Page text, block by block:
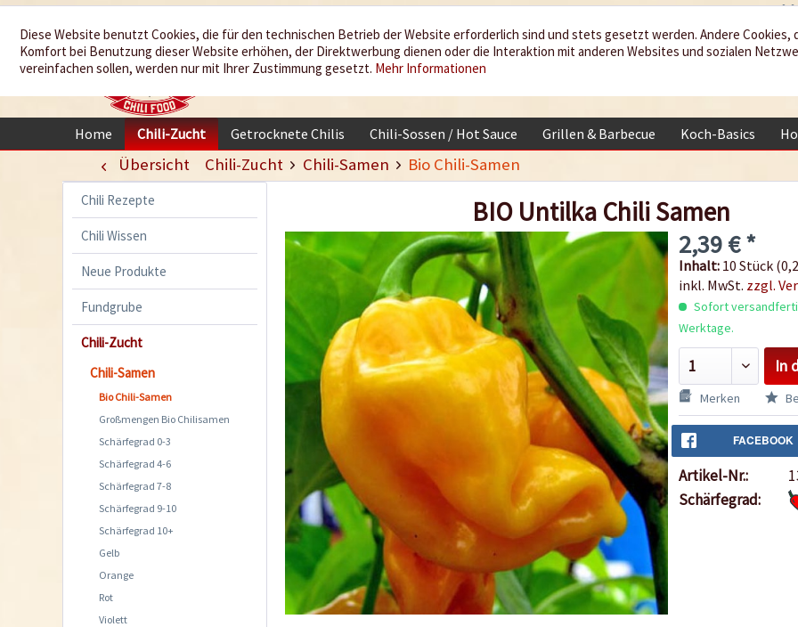
Wir würzen
Ihr Leben
Home Chili-Zucht Getrocknete Chilis Chili-Sossen / Hot Sauce Grillen & Barbecue Koch-Basics
Übersicht Chili-Zucht Chili-Samen Bio Chili-Samen
Chili Rezepte
Chili Wissen
Neue Produkte
Fundgrube
Chili-Zucht
Chili-Samen
Bio Chili-Samen
Großmengen Bio Chilisamen
Schärfegrad 0-3
Schärfegrad 4-6
Schärfegrad 7-8
Schärfegrad 9-10
Schärfegrad 10+
Gelb
Orange
Rot
Violett
BIO Untilka Chili Samen
2,39 € *
Inhalt: 10 Stück
inkl. MwSt. zzgl.
Sofort
Werktage.
In
Merken
FACEBOOK
Artikel-Nr.:
Schärfegrad:
Diese Website benutzt Cookies, die für den technischen Betrieb der Website erforderlich sind und stets gesetzt werden. Andere Cookies,
Komfort bei Benutzung dieser Website erhöhen, der Direktwerbung dienen oder die Interaktion mit anderen Websites und sozialen
vereinfachen sollen, werden nur mit Ihrer Zustimmung gesetzt. Mehr Informationen